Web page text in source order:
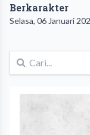
Berkarakter
Selasa, 06 Januari